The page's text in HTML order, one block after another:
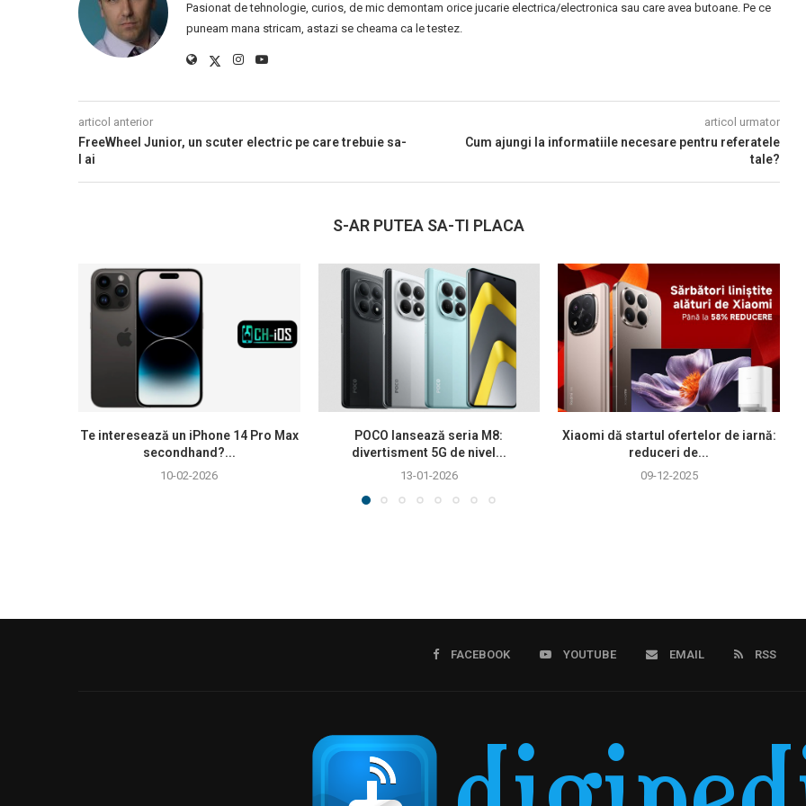
Pasionat de tehnologie, curios, de mic demontam orice jucarie electrica/electronica sau care avea butoane. Pe ce
puneam mana stricam, astazi se cheama ca le testez.
articol anterior
FreeWheel Junior, un scuter electric pe care trebuie sa-
l ai
articol urmator
Cum ajungi la informatiile necesare pentru referatele
tale?
S-AR PUTEA SA-TI PLACA
Te interesează un iPhone 14 Pro Max
secondhand?...
10-02-2026
POCO lansează seria M8:
divertisment 5G de nivel...
13-01-2026
Xiaomi dă startul ofertelor de iarnă:
reduceri de...
09-12-2025
FACEBOOK YOUTUBE EMAIL RSS